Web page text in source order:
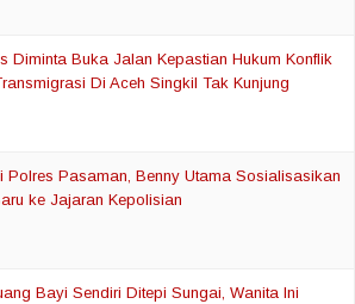
Diminta Buka Jalan Kepastian Hukum Konflik
Di Aceh Singkil Tak Kunjung
Polres Pasaman, Benny Utama Sosialisasikan
ke Jajaran Kepolisian
Bayi Sendiri Ditepi Sungai, Wanita Ini